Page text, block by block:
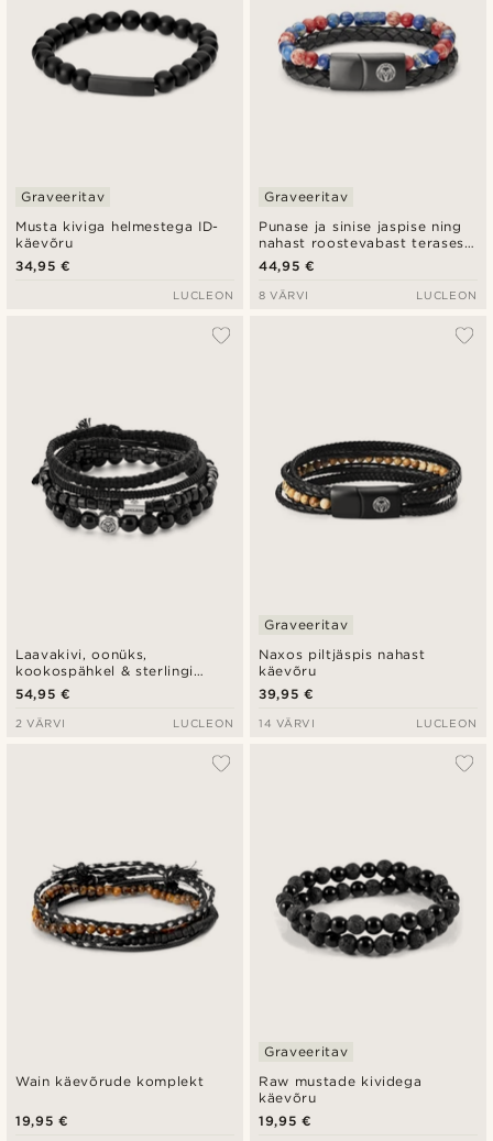
Musta kiviga helmestega ID-
käevõru
Graveeritav
34,95 €
LUCLEON
Punase ja sinise jaspise ning
nahast roostevabast terasest
Icon käevõru
Graveeritav
44,95 €
8 VÄRVI LUCLEON
Laavakivi, oonüks,
kookospähkel & sterlingi
hõbe käevõru komplekt
54,95 €
2 VÄRVI LUCLEON
Naxos piltjäspis nahast
käevõru
Graveeritav
39,95 €
14 VÄRVI LUCLEON
Wain käevõrude komplekt
19,95 €
Raw mustade kividega
käevõru
Graveeritav
19,95 €